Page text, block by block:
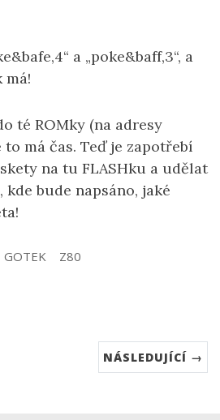
a „poke&baff,3“, a
má!
té ROMky (na adresy
to má čas. Teď je zapotřebí
na tu FLASHku a udělat
kde bude napsáno, jaké
GOTEK Z80
NÁSLEDUJÍCÍ →